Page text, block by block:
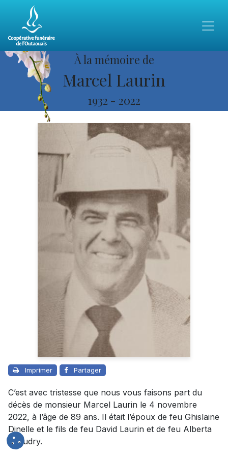
À la mémoire de
Marcel Laurin
1932 - 2022
Imprimer Partager
C’est avec tristesse que nous vous faisons part du
décès de monsieur Marcel Laurin le 4 novembre
2022, à l’âge de 89 ans. Il était l’époux de feu Ghislaine
Dinelle et le fils de feu David Laurin et de feu Alberta
Beaudry.